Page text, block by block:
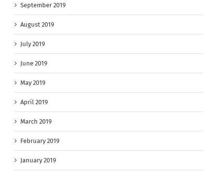
September 2019
August 2019
July 2019
June 2019
May 2019
April 2019
March 2019
February 2019
January 2019